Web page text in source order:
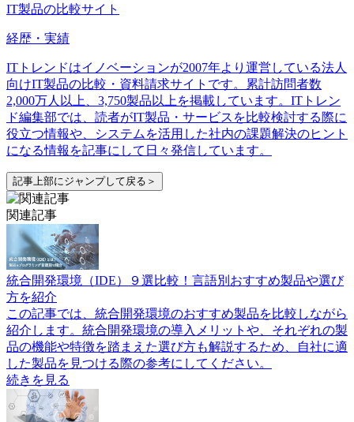
IT製品の比較サイト
経歴・実績
ITトレンドはイノベーションが2007年より運営している法人
向けIT製品の比較・資料請求サイトです。累計訪問者数
2,000万人以上、3,750製品以上を掲載しています。ITトレン
ド編集部では、読者がIT製品・サービスを比較検討する際に
役立つ情報や、システムを活用した社内の課題解決のヒント
になる情報を記事にして日々発信しています。
記事上部にジャンプして戻る＞
関連記事
統合開発環境（IDE）９選比較！言語別おすすめ製品や選び
方を紹介
この記事では、統合開発環境のおすすめ製品を比較しながら
紹介します。統合開発環境の導入メリットや、それぞれの製
品の機能や特徴を踏まえた選び方も解説するため、自社に適
した製品を見つける際の参考にしてください。
続きを見る